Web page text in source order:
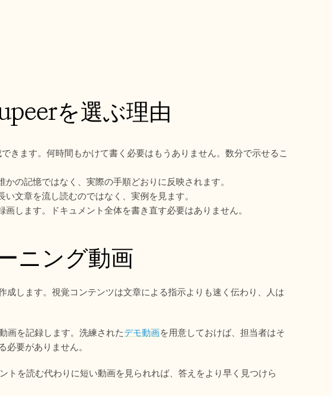
を選ぶ理由
きます。何時間もかけて書く必要はもうありません。数分で示せるこ
の記憶ではなく、実際の手順どおりに反映されます。
文章を流し読むのではなく、実例を見ます。
します。ドキュメント全体を書き直す必要はありません。
ニング動画
します。視覚コンテンツは文章による指示よりも速く伝わり、人は
画を記録します。洗練されたデモ動画を用意しておけば、担当者はそ
要がありません。
を読む代わりに短い動画を見られれば、答えをより早く見つけら